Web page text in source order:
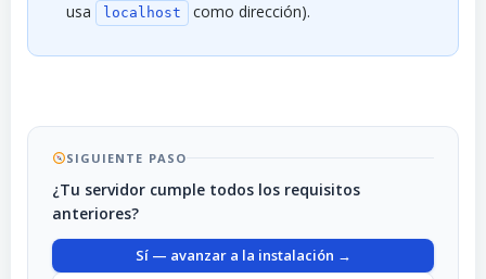
usa
localhost como dirección).
SIGUIENTE PASO
¿Tu servidor cumple todos los requisitos
anteriores?
Sí — avanzar a la instalación →